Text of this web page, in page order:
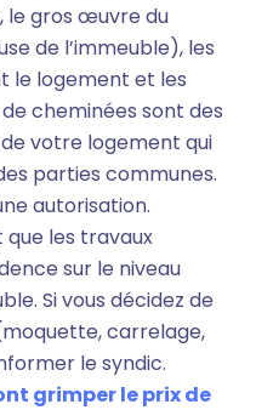
le gros œuvre du
de l’immeuble), les
le logement et les
cheminées sont des
votre logement qui
parties communes.
autorisation.
les travaux
sur le niveau
Si vous décidez de
carrelage,
le syndic.
grimper le prix de